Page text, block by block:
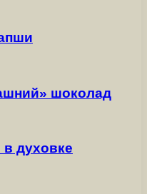
шоколад
духовке